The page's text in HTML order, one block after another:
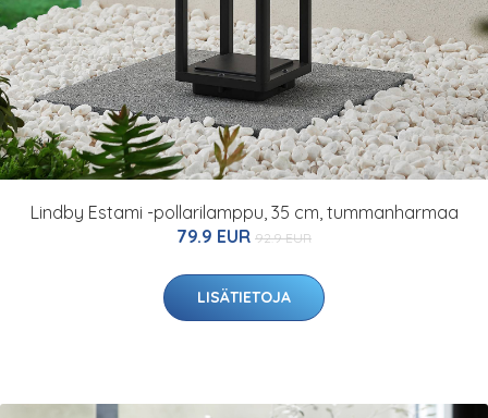
Lindby Estami -pollarilamppu, 35 cm, tummanharmaa
79.9 EUR 92.9 EUR
LISÄTIETOJA